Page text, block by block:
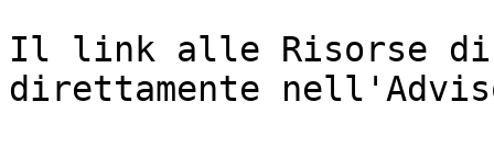
Il link alle Risorse di
direttamente